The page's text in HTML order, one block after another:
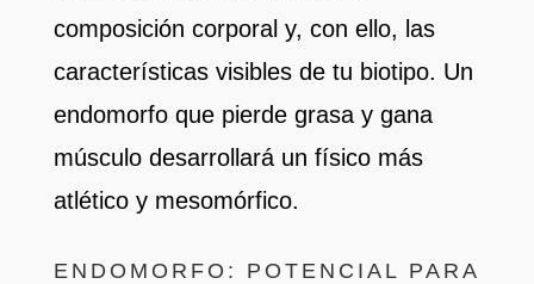
composición corporal y, con ello, las
características visibles de tu biotipo. Un
endomorfo que pierde grasa y gana
músculo desarrollará un físico más
atlético y mesomórfico.
ENDOMORFO: POTENCIAL PARA